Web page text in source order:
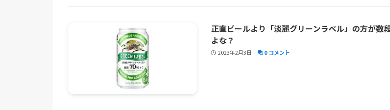
正直ビールより「淡麗グリーンラベル」の方が数
よな？
2023年2月3日 0 コメント